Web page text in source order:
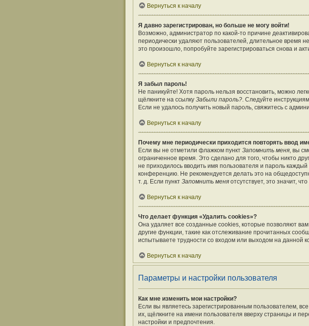
Вернуться к началу
Я давно зарегистрирован, но больше не могу войти!
Возможно, администратор по какой-то причине
периодически удаляют пользователей, длительное
это произошло, попробуйте зарегистрироваться снова и
Вернуться к началу
Я забыл пароль!
Не паникуйте! Хотя пароль нельзя восстановить, можно
щёлкните на ссылку Забыли пароль?. Следуйте
Если не удалось получить новый пароль, свяжитесь с
Вернуться к началу
Почему мне периодически приходится повторять ввод
Если вы не отметили флажком пункт Запомнить меня, вы
ограниченное время. Это сделано для того, чтобы никто
не приходилось вводить имя пользователя и пароль
конференцию. Не рекомендуется делать это на
т. д. Если пункт Запомнить меня отсутствует, это значит,
Вернуться к началу
Что делает функция «Удалить cookies»?
Она удаляет все созданные cookies, которые позволяют
другие функции, такие как отслеживание прочитанных
испытываете трудности со входом или выходом на данной
Вернуться к началу
Параметры и настройки пользователя
Как мне изменить мои настройки?
Если вы являетесь зарегистрированным пользователем,
их, щёлкните на имени пользователя вверху страницы и
настройки и предпочтения.